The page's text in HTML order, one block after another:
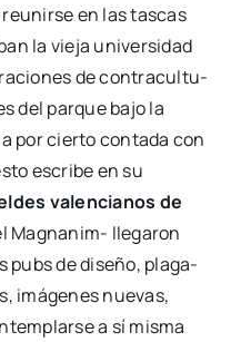
en las tas­cas
la vie­ja uni­ver­si­dad
de con­tra­cul­tu­
del par­que bajo la
por cier­to con­ta­da con
escri­be en su
valen­cia­nos de
Mag­­na­­nim- lle­ga­ron
pubs de dise­ño, pla­ga­
imá­ge­nes nue­vas,
a sí mis­ma